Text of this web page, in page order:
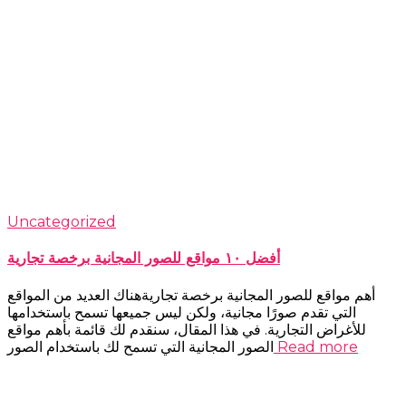
Uncategorized
أفضل ١٠ مواقع للصور المجانية برخصة تجارية
أهم مواقع للصور المجانية برخصة تجاريةهناك العديد من المواقع
التي تقدم صورًا مجانية، ولكن ليس جميعها تسمح باستخدامها
للأغراض التجارية. في هذا المقال، سنقدم لك قائمة بأهم مواقع
الصور المجانية التي تسمح لك باستخدام الصور Read more